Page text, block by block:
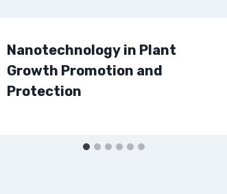
Nanotechnology in Plant
Growth Promotion and
Protection